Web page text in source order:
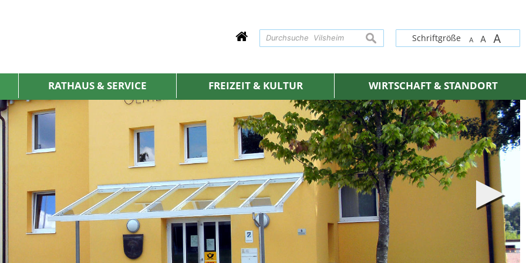
Schriftgröße A A A
suchen
RATHAUS & SERVICE FREIZEIT & KULTUR WIRTSCHAFT & STANDORT